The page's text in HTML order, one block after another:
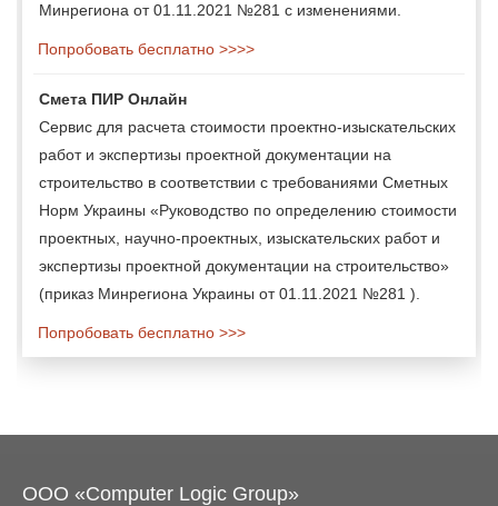
Минрегиона от 01.11.2021 №281 с изменениями.
Попробовать бесплатно >>>>
Смета ПИР Онлайн
Сервис для расчета стоимости проектно-изыскательских
работ и экспертизы проектной документации на
строительство в соответствии с требованиями Сметных
Норм Украины «Руководство по определению стоимости
проектных, научно-проектных, изыскательских работ и
экспертизы проектной документации на строительство»
(приказ Минрегиона Украины от 01.11.2021 №281 ).
Попробовать бесплатно >>>
ООО «Computer Logic Group»